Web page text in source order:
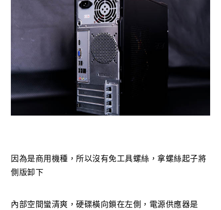
因為是商用機種，所以沒有免工具螺絲，拿螺絲起子將
側版卸下
內部空間蠻清爽，硬碟橫向鎖在左側，電源供應器是